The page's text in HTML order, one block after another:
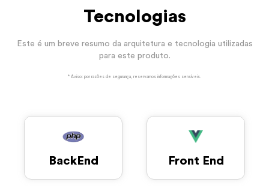
Tecnologias
Este é um breve resumo da arquitetura e tecnologia utilizadas
para este produto.
* Aviso: por razões de segurança, reservamos informações sensíveis.
BackEnd Front End